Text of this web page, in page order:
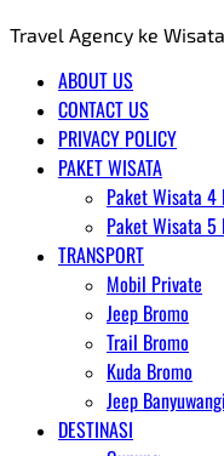
Travel Agency ke
ABOUT US
CONTACT US
PRIVACY POLICY
PAKET WISATA
Paket Wisata 4
Paket Wisata 5
TRANSPORT
Mobil Private
Jeep Bromo
Trail Bromo
Kuda Bromo
Jeep Banyuwangi
DESTINASI